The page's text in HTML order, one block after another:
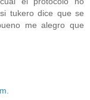
tukero dice que se
me alegro que